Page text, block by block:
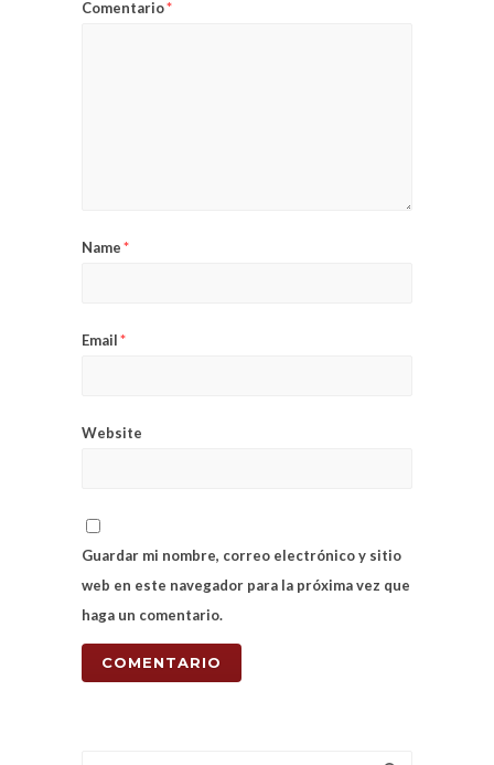
Comentario*
Name*
Email*
Website
Guardar mi nombre, correo electrónico y sitio
web en este navegador para la próxima vez que
haga un comentario.